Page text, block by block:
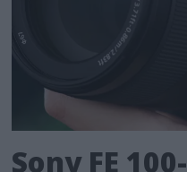
Sony FE